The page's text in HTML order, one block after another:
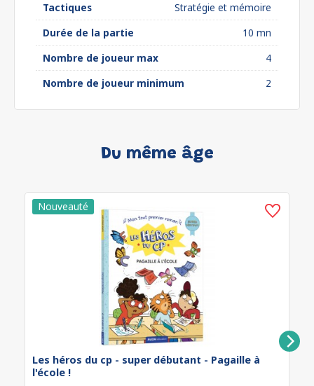
Tactiques
Stratégie et mémoire
Durée de la partie
10 mn
Nombre de joueur max
4
Nombre de joueur minimum
2
Du même âge
Les héros du cp - super débutant - Pagaille à
l'école !